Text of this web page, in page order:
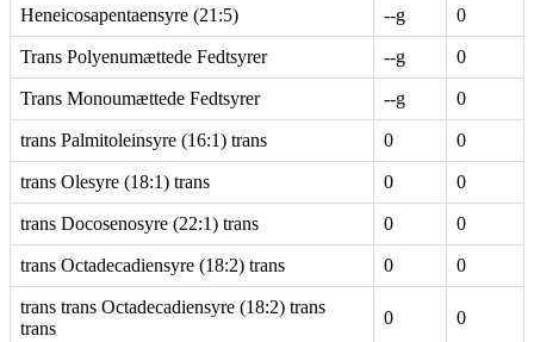
Heneicosapentaensyre (21:5) --g 0
Trans Polyenumættede Fedtsyrer --g 0
Trans Monoumættede Fedtsyrer --g 0
trans Palmitoleinsyre (16:1) trans 0 0
trans Olesyre (18:1) trans 0 0
trans Docosenosyre (22:1) trans 0 0
trans Octadecadiensyre (18:2) trans 0 0
trans trans Octadecadiensyre (18:2) trans
trans
0 0